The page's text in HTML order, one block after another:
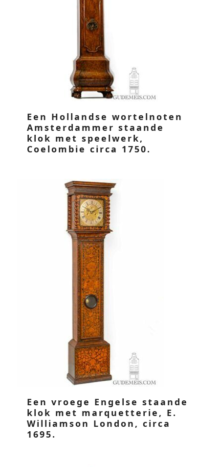
Een Hollandse wortelnoten
Amsterdammer staande
klok met speelwerk,
Coelombie circa 1750.
Een vroege Engelse staande
klok met marquetterie, E.
Williamson London, circa
1695.